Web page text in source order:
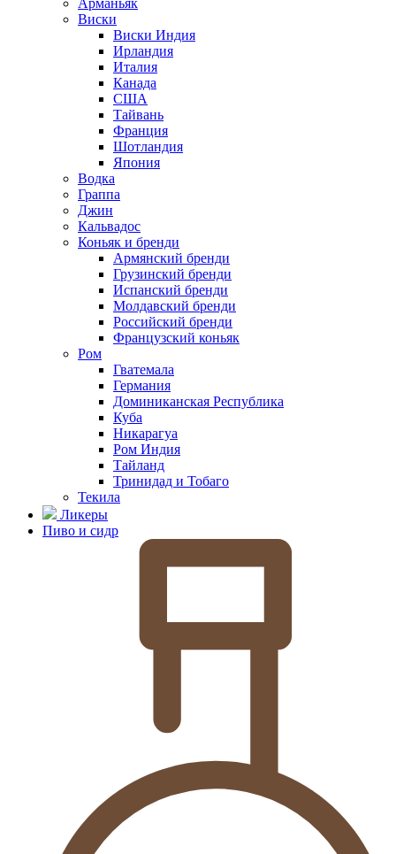
Арманьяк
Виски
Виски Индия
Ирландия
Италия
Канада
США
Тайвань
Франция
Шотландия
Япония
Водка
Граппа
Джин
Кальвадос
Коньяк и бренди
Армянский бренди
Грузинский бренди
Испанский бренди
Молдавский бренди
Российский бренди
Французский коньяк
Ром
Гватемала
Германия
Доминиканская Республика
Куба
Никарагуа
Ром Индия
Тайланд
Тринидад и Тобаго
Текила
Ликеры
Пиво и сидр